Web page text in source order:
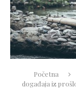
Početna
događaja iz